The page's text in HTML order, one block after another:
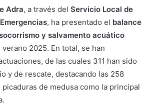
Adra, a través del Servicio Local de
, ha presentado el balance
y salvamento acuático
2025. En total, se han
de las cuales 311 han sido
y de rescate, destacando las 258
de medusa como la principal